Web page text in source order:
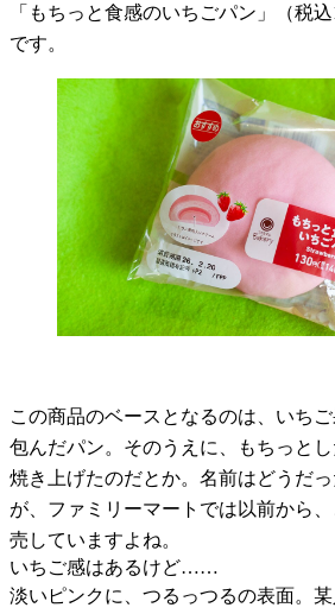
「もちっと食感のいちごパン」（税込
です。
この商品のベースとなるのは、いち
包んだパン。そのうえに、もちっと
焼き上げたのだとか。名前はどうだ
が、ファミリーマートでは以前から
売していますよね。
いちご感はあるけど……
淡いピンクに、つるっつるの表面。